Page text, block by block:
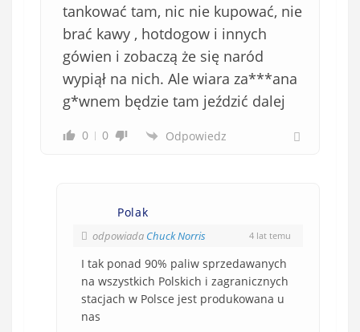
tankować tam, nic nie kupować, nie
brać kawy , hotdogow i innych
gówien i zobaczą że się naród
wypiął na nich. Ale wiara za***ana
g*wnem będzie tam jeździć dalej
0 0 Odpowiedz
Polak
odpowiada Chuck Norris 4 lat temu
I tak ponad 90% paliw sprzedawanych
na wszystkich Polskich i zagranicznych
stacjach w Polsce jest produkowana u
nas